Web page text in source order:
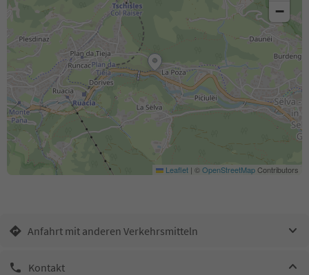
−
Leaflet | ©OpenStreetMapContributors
Anfahrt mit anderen Verkehrsmitteln
Kontakt